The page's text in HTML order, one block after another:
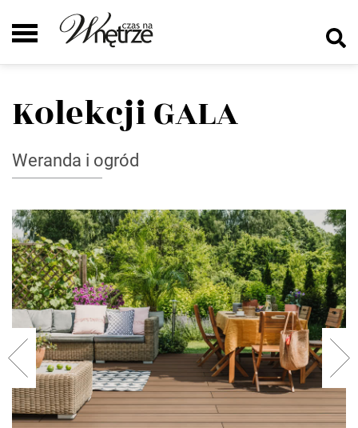
Kolekcji GALA
Weranda i ogród